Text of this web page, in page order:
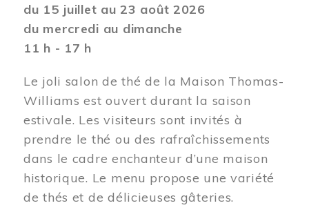
du 15 juillet au 23 août 2026
du mercredi au dimanche
11 h - 17 h
Le joli salon de thé de la Maison Thomas-
Williams est ouvert durant la saison
estivale. Les visiteurs sont invités à
prendre le thé ou des rafraîchissements
dans le cadre enchanteur d’une maison
historique. Le menu propose une variété
de thés et de délicieuses gâteries.